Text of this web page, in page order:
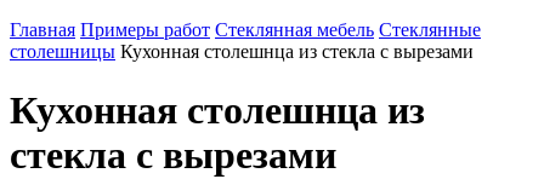
Главная Примеры работ Стеклянная мебель Стеклянные
столешницы Кухонная столешнца из стекла с вырезами
Кухонная столешнца из
стекла с вырезами